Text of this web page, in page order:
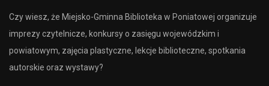
Czy wiesz, że Miejsko-Gminna Biblioteka w Poniatowej organizuje
imprezy czytelnicze, konkursy o zasięgu wojewódzkim i
powiatowym, zajęcia plastyczne, lekcje biblioteczne, spotkania
autorskie oraz wystawy?